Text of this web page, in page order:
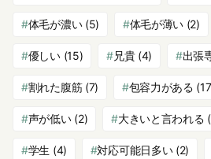
体毛が濃い(5) 体毛が薄い (2)
優しい(15) 兄貴(4) 出張
割れた腹筋(7) 包容力がある
声が低い(2) 大きいと言われる
学生 (4) 対応可能日多い(2)